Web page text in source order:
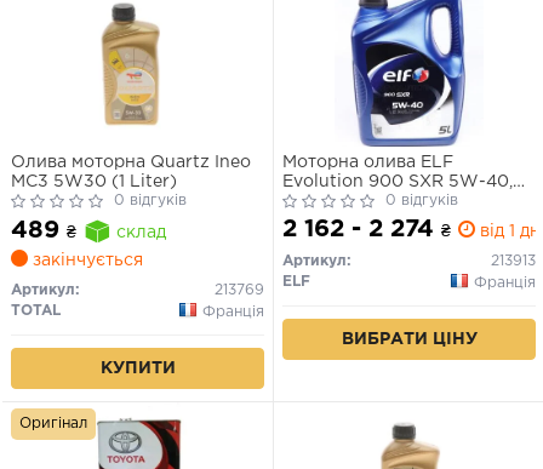
Олива моторна Quartz Ineo
MC3 5W30 (1 Liter)
0 відгуків
489 ₴
склад
закінчується
Артикул:
213769
TOTAL
Франція
КУПИТИ
Моторна олива ELF
Evolution 900 SXR 5W-40,
5л.
0 відгуків
2 162 - 2 274 ₴ від 1 дн.
Артикул:
213913
ELF
Франція
ВИБРАТИ ЦІНУ
Оригінал